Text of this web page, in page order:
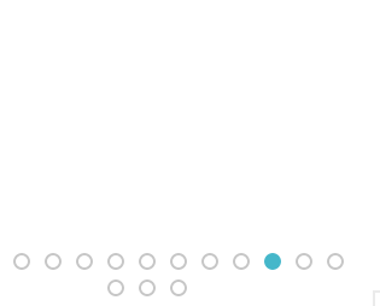
3 4 5 6 7 8 9 10 11 12
13
14
15 16